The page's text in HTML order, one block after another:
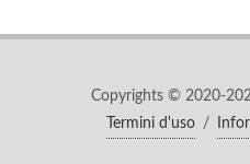
Copyrights © 2020-
Termini d'uso
/